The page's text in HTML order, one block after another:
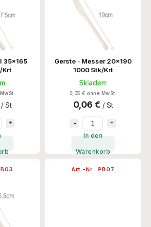
35x165
Krt
/ St
Gerste - Messer 20x190
1000 Stk/Krt
Skladem
0,05 € ohne MwSt.
0,06 € / St
In den
Warenkorb
Art.-Nr.: PB07